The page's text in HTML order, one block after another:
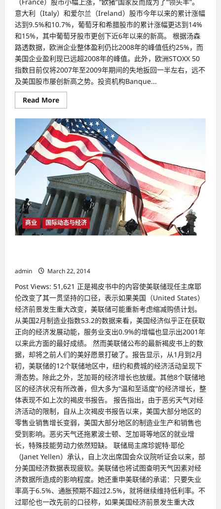
意大利（Italy）和爱尔兰（Ireland）股市今年以来的累计涨幅
达到9.5%和10.7%，葡萄牙和希腊股市的累计涨幅更达到14%
和15%，其中葡萄牙股市更创下近6年以来的新高。 根据汤森
路透数据，欧洲企业整体盈利仍比2008年的峰值低约25%，而
美国企业盈利现已远超2008年的峰值。此外，欧洲STOXX 50
指数目前仅将2007年至2009年期间的失地扳回一半左右，远不
及美国股市屡创新高之势。投资机构Banque...
Read MoreRead
more
欧
债
危
机
后
受
重
视
欧
洲
市
场
（European
Market）
成
全
球
速
金
商业 国际动态与经济
admin
March 22, 2014
Post Views: 51,621 正是褐皮书中的内容使美联储现任主席耶
伦改变了其一贯坚持的口径，表示如果美国（United States）
经济前景发生重大改变，美联储可能重新考虑缩减购债计划。
从美国2月制造业指数53.2的数据来看，美国经济似乎正在获取
正向的经济发展动能，服务业支出0.9%的增幅也显示出2001年
以来此方面的最好成绩。 然而美联储公布的最新褐皮书上的数
据，却将之前人们的美好愿景打破了。报告显示，从1月到2月
初，美联储的12个联储地区中，纽约和费城的经济活动呈现下
滑态势。除此之外，芝加哥的经济增长也放缓。其他8个联储地
区的经济状况有所改善，但大多为“温和至适度”的经济增长，整
体表现不如上次的褐皮书报告。 报告指出，由于恶劣天气对经
济活动的限制，自从上次褐皮书报告以来，美国大部分地区的
零售业销售增长变弱，美国大部分地区的制造业生产和销售也
受到影响。恶劣天气还拖累波士顿、芝加哥等地区的就业增
长，特殊技能劳动力依然短缺。 联储局主席珍妮特·耶伦
（Janet Yellen）承认，自上次出席国会众议院听证会以来，部
分美国经济数据表现疲软。美联储也将试图查明天气因素对经
济数据所造成的影响程度。她还重申美联储的承诺：只要失业
率高于6.5%、通胀预期不超过2.5%，就将继续维持低利率。不
过耶伦也一改先前的口径称，如果美国经济前景发生重大改